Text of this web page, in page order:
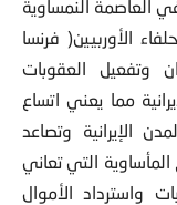
العاصمة النمساوية
الأوربيين( فرنسا
وتفعيل العقوبات
مما يعني اتساع
الإيرانية وتصاعد
التي تعاني
واسترداد الأموال